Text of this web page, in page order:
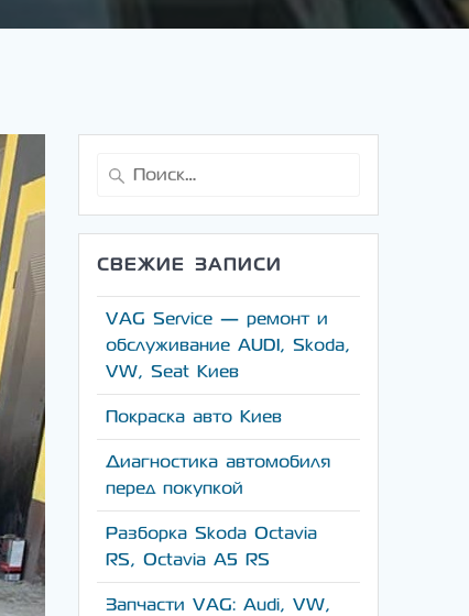
Найти:
СВЕЖИЕ ЗАПИСИ
VAG Service — ремонт и
обслуживание AUDI, Skoda,
VW, Seat Киев
Покраска авто Киев
Диагностика автомобиля
перед покупкой
Разборка Skoda Octavia
RS, Octavia A5 RS
Запчасти VAG: Audi, VW,